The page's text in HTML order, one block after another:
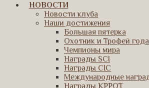
НОВОСТИ
Новости клуба
Наши достижения
Большая пятерка
Охотник и Трофей года
Чемпионы мира
Награды SCI
Награды CIC
Международные
Награды КРРОТ